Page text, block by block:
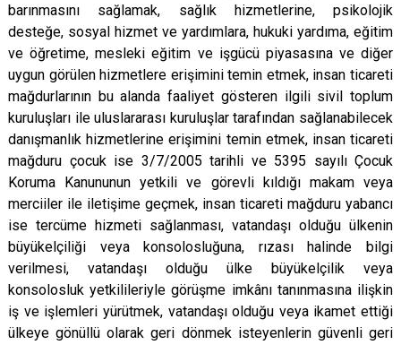
barınmasını sağlamak, sağlık hizmetlerine, psikolojik
desteğe, sosyal hizmet ve yardımlara, hukuki yardıma, eğitim
ve öğretime, mesleki eğitim ve işgücü piyasasına ve diğer
uygun görülen hizmetlere erişimini temin etmek, insan ticareti
mağdurlarının bu alanda faaliyet gösteren ilgili sivil toplum
kuruluşları ile uluslararası kuruluşlar tarafından sağlanabilecek
danışmanlık hizmetlerine erişimini temin etmek, insan ticareti
mağduru çocuk ise 3/7/2005 tarihli ve 5395 sayılı Çocuk
Koruma Kanununun yetkili ve görevli kıldığı makam veya
merciiler ile iletişime geçmek, insan ticareti mağduru yabancı
ise tercüme hizmeti sağlanması, vatandaşı olduğu ülkenin
büyükelçiliği veya konsolosluğuna, rızası halinde bilgi
verilmesi, vatandaşı olduğu ülke büyükelçilik veya
konsolosluk yetkilileriyle görüşme imkânı tanınmasına ilişkin
iş ve işlemleri yürütmek, vatandaşı olduğu veya ikamet ettiği
ülkeye gönüllü olarak geri dönmek isteyenlerin güvenli geri